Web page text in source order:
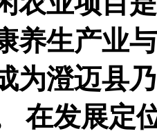
养生产业
为澄迈县
在发展定